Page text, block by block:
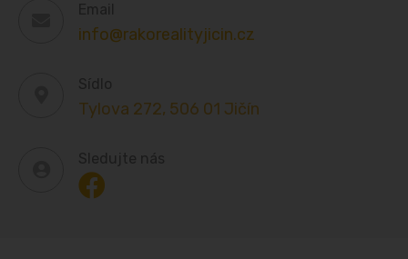
info@rakorealityjicin.cz
Tylova 272, 506 01 Jičín